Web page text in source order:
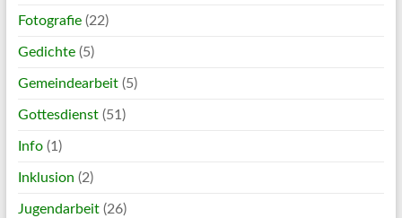
Fotografie(22)
Gedichte(5)
Gemeindearbeit(5)
Gottesdienst(51)
Info(1)
Inklusion (2)
Jugendarbeit(26)